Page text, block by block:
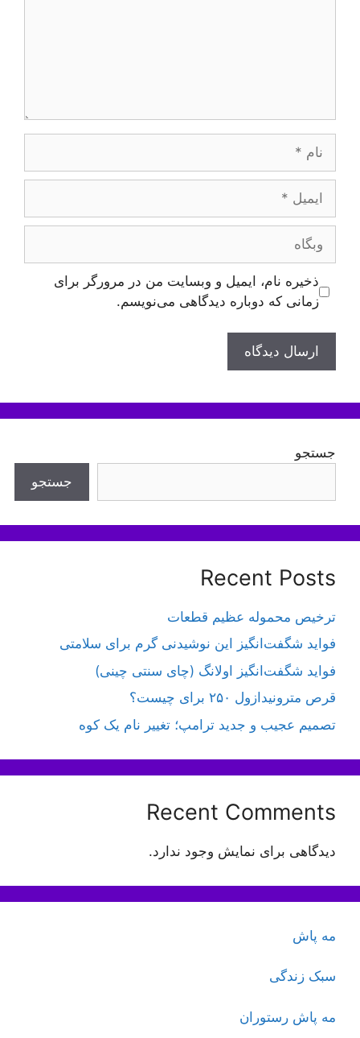
ایمیل
وبگاه
ذخیره نام، ایمیل و وبسایت من در مرورگر برای
زمانی که دوباره دیدگاهی می‌نویسم.
جستجو
جستجو
Recent Posts
ترخیص محموله عظیم قطعات
فواید شگفت‌انگیز این نوشیدنی گرم برای سلامتی
فواید شگفت‌انگیز اولانگ (چای سنتی چینی)
قرص مترونیدازول ۲۵۰ برای چیست؟
تصمیم عجیب و جدید ترامپ؛ تغییر نام یک کوه
Recent Comments
دیدگاهی برای نمایش وجود ندارد.
مه پاش
سبک زندگی
مه پاش رستوران